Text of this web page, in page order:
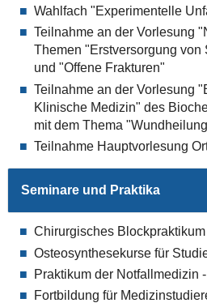
Wahlfach "Experimentelle
Teilnahme an der Vorlesung
Themen "Erstversorgung von
und "Offene Frakturen"
Teilnahme an der Vorlesung
Klinische Medizin" des
mit dem Thema
Teilnahme Hauptvorlesung
Seminare und Praktika
Chirurgisches
Osteosynthesekurse für
Praktikum der Notfallmedizin
Fortbildung für